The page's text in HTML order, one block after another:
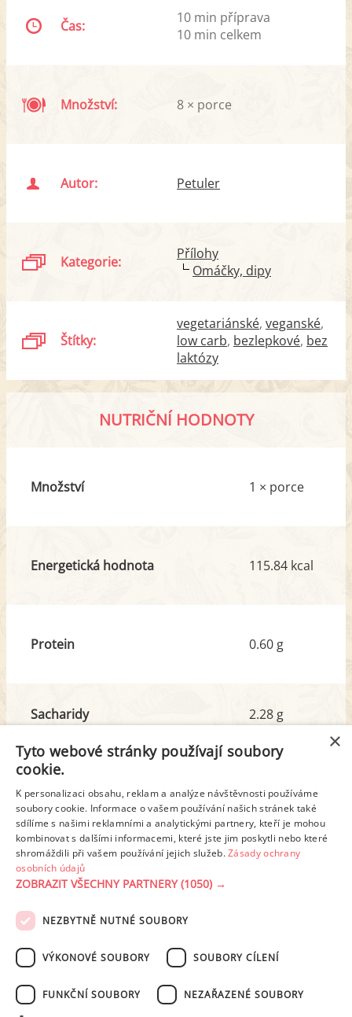
Čas:
10 min příprava
10 min celkem
Množství: 8 × porce
Autor: Petuler
Kategorie:
Přílohy
Omáčky, dipy
Štítky:
vegetariánské veganské
low carb bezlepkové bez
laktózy
NUTRIČNÍ HODNOTY
Množství 1 × porce
Energetická hodnota 115.84 kcal
Protein 0.60 g
Sacharidy
z toho cukr
2.28 g
0.20 g
Tuk
z toho nas. mastné kyseliny
11.72 g
1.76 g
Detailní rozpis
PODMÍNKY UŽITÍ ZÁSADY OCHRANY OSOBNÍCH ÚDAJŮ
NASTAVENÍ COOKIES
×
Tyto webové stránky používají soubory
cookie.
K personalizaci obsahu, reklam a analýze návštěvnosti používáme
soubory cookie. Informace o vašem používání našich stránek také
sdílíme s našimi reklamními a analytickými partnery, kteří je mohou
kombinovat s dalšími informacemi, které jste jim poskytli nebo které
shromáždili při vašem používání jejich služeb.Zásady ochrany
osobních údajů
ZOBRAZIT VŠECHNY PARTNERY(1050) →
NEZBYTNĚ NUTNÉ SOUBORY
VÝKONOVÉ SOUBORY SOUBORY CÍLENÍ
FUNKČNÍ SOUBORY NEZAŘAZENÉ SOUBORY